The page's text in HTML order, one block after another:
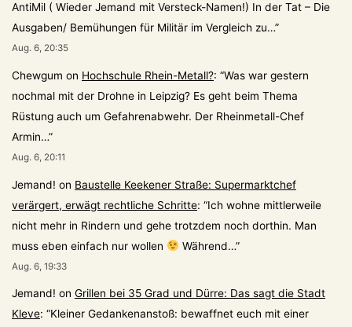
AntiMil ( Wieder Jemand mit Versteck-Namen!) In der Tat – Die
Ausgaben/ Bemühungen für Militär im Vergleich zu…”
Aug. 6, 20:35
Chewgum on Hochschule Rhein-Metall?: “Was war gestern
nochmal mit der Drohne in Leipzig? Es geht beim Thema
Rüstung auch um Gefahrenabwehr. Der Rheinmetall-Chef
Armin…”
Aug. 6, 20:11
Jemand! on Baustelle Keekener Straße: Supermarktchef
verärgert, erwägt rechtliche Schritte: “Ich wohne mittlerweile
nicht mehr in Rindern und gehe trotzdem noch dorthin. Man
muss eben einfach nur wollen
Während…”
Aug. 6, 19:33
Jemand! on Grillen bei 35 Grad und Dürre: Das sagt die Stadt
Kleve: “Kleiner Gedankenanstoß: bewaffnet euch mit einer